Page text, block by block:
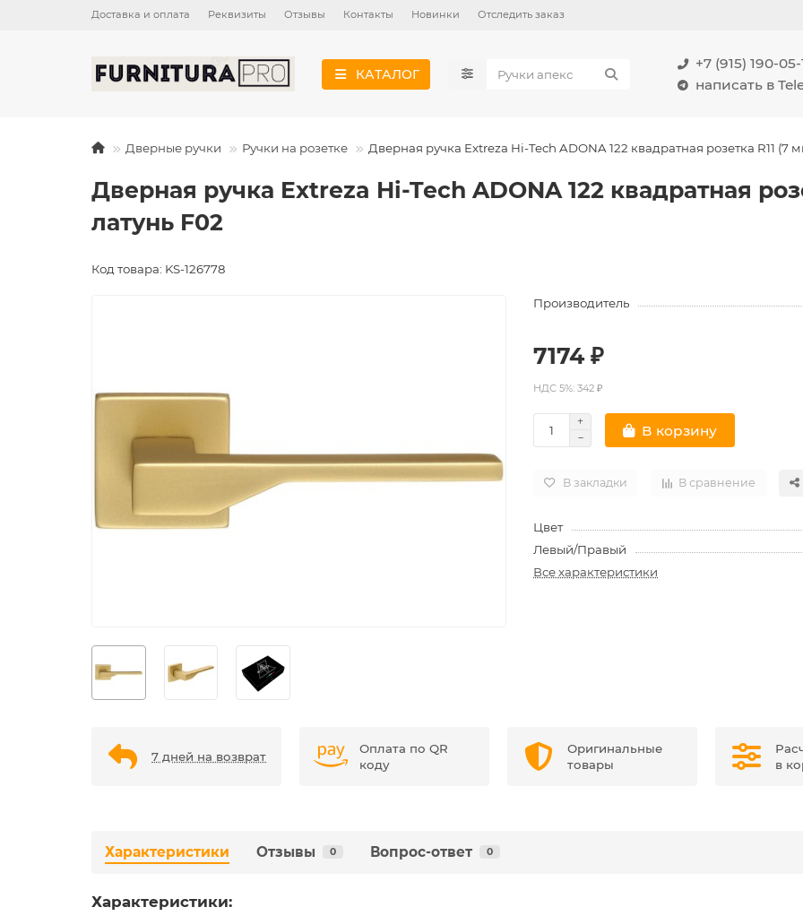
Доставка и оплата Реквизиты Отзывы Контакты Новинки Отследить заказ
КАТАЛОГ
+7 (915) 190-05-
написать в
Дверные ручки Ручки на розетке Дверная ручка Extreza Hi-Tech ADONA 122 квадратная розетка R11 (7
Дверная ручка Extreza Hi-Tech ADONA 122 квадратная
латунь F02
Код товара: KS-126778
Производитель
7174 ₽
НДС 5%: 342 ₽
В корзину
В закладки В сравнение
Цвет
Левый/Правый
Все характеристики
7 дней на возврат
Оплата по QR
коду
Оригинальные
товары
в
Характеристики Отзывы 0 Вопрос-ответ 0
Характеристики: